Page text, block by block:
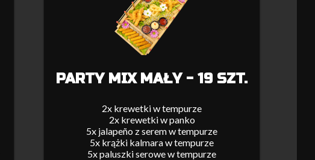
PARTY MIX MAŁY - 19 SZT.
2x krewetki w tempurze
2x krewetki w panko
5x jalapeño z serem w tempurze
5x krążki kalmara w tempurze
5x paluszki serowe w tempurze